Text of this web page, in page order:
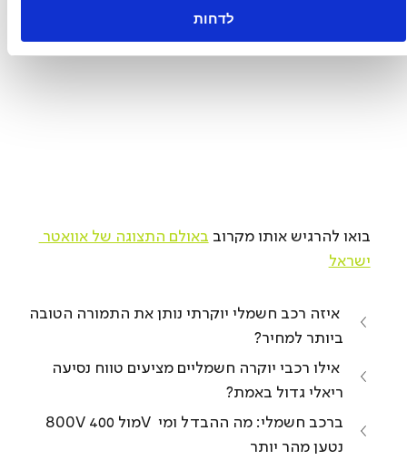
לדחות
בואו להרגיש אותו מקרוב באולם התצוגה של אוואטר
ישראל
איזה רכב חשמלי יוקרתי נותן את התמורה הטובה
ביותר למחיר?
אילו רכבי יוקרה חשמליים מציעים טווח נסיעה
ריאלי גדול באמת?
800V מול 400V ברכב חשמלי: מה ההבדל ומי
נטען מהר יותר